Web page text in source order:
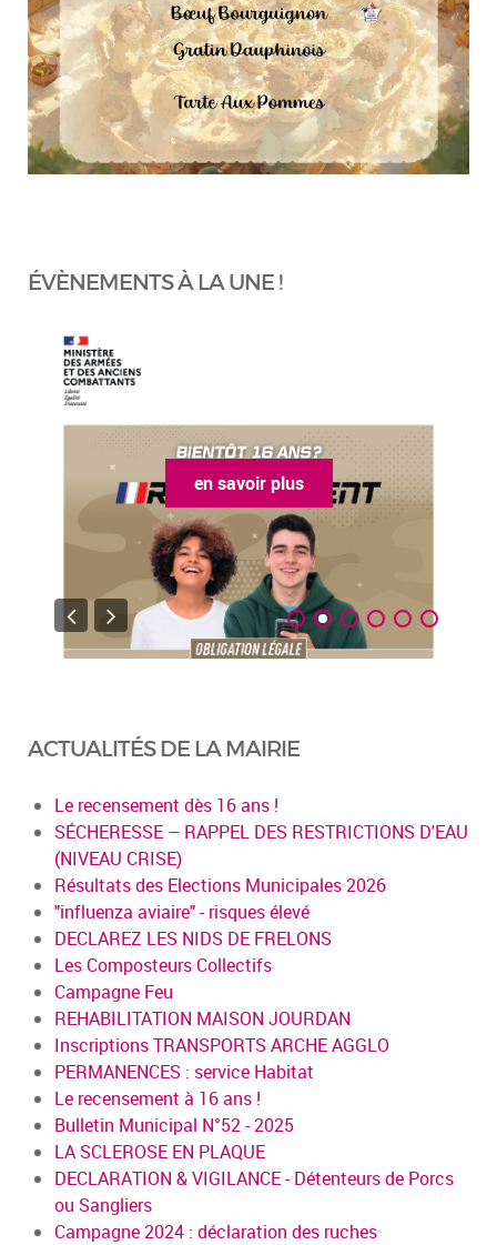
ÉVÈNEMENTS À LA UNE !
en savoir plus
ACTUALITÉS DE LA MAIRIE
Le recensement dès 16 ans !
SÉCHERESSE – RAPPEL DES RESTRICTIONS D'EAU
(NIVEAU CRISE)
Résultats des Elections Municipales 2026
"influenza aviaire" - risques élevé
DECLAREZ LES NIDS DE FRELONS
Les Composteurs Collectifs
Campagne Feu
REHABILITATION MAISON JOURDAN
Inscriptions TRANSPORTS ARCHE AGGLO
PERMANENCES : service Habitat
Le recensement à 16 ans !
Bulletin Municipal N°52 - 2025
LA SCLEROSE EN PLAQUE
DECLARATION & VIGILANCE - Détenteurs de Porcs
ou Sangliers
Campagne 2024 : déclaration des ruches